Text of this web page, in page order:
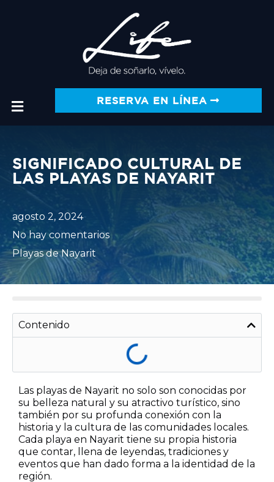
RESERVA EN LÍNEA
SIGNIFICADO CULTURAL DE
LAS PLAYAS DE NAYARIT
agosto 2, 2024
No hay comentarios
Playas de Nayarit
Las playas de Nayarit no solo son conocidas por
su belleza natural y su atractivo turístico, sino
también por su profunda conexión con la
historia y la cultura de las comunidades locales.
Cada playa en Nayarit tiene su propia historia
que contar, llena de leyendas, tradiciones y
eventos que han dado forma a la identidad de la
región.
Contenido